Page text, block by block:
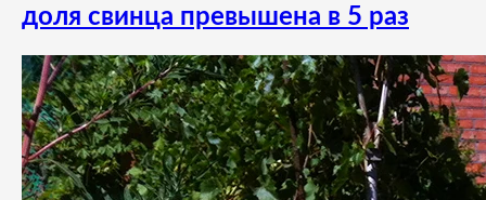
доля свинца превышена в 5 раз